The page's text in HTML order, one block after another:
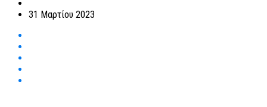
31 Μαρτίου 2023